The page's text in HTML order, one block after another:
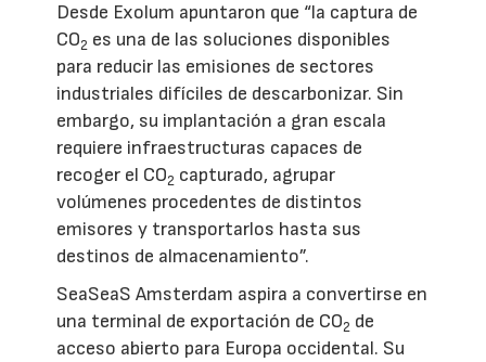
Desde Exolum apuntaron que “la captura de
CO2 es una de las soluciones disponibles
para reducir las emisiones de sectores
industriales difíciles de descarbonizar. Sin
embargo, su implantación a gran escala
requiere infraestructuras capaces de
recoger el CO2 capturado, agrupar
volúmenes procedentes de distintos
emisores y transportarlos hasta sus
destinos de almacenamiento”.
SeaSeaS Amsterdam aspira a convertirse en
una terminal de exportación de CO2 de
acceso abierto para Europa occidental. Su